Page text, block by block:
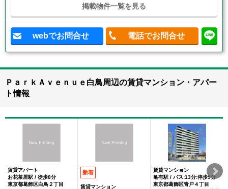
掲載物件一覧を見る
webでお問合せ 電話でお問合せ
ＰａｒｋＡｖｅｎｕｅ白鳥周辺の賃貸マンション・アパー
ト情報
賃貸アパート
お花茶屋駅 / 徒歩8分
東京都葛飾区白鳥２丁目
新着
賃貸マンション
賃貸マンション
亀有駅 / バス:13分:停歩9分
東京都葛飾区青戸４丁目